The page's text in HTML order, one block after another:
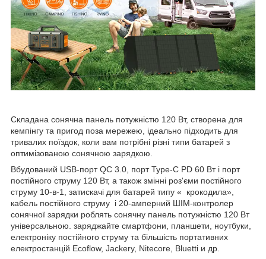
Складана сонячна панель потужністю 120 Вт, створена для
кемпінгу та пригод поза мережею, ідеально підходить для
тривалих поїздок, коли вам потрібні різні типи батарей з
оптимізованою сонячною зарядкою.
Вбудований USB-порт QC 3.0, порт Type-C PD 60 Вт і порт
постійного струму 120 Вт, а також змінні роз'єми постійного
струму 10-в-1, затискачі для батарей типу « крокодила»,
кабель постійного струму і 20-амперний ШІМ-контролер
сонячної зарядки роблять сонячну панель потужністю 120 Вт
універсальною. заряджайте смартфони, планшети, ноутбуки,
електроніку постійного струму та більшість портативних
електростанцій Ecoflow, Jackery, Nitecore, Bluetti и др.